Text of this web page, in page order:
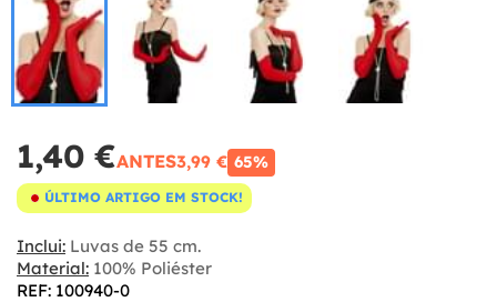
1,40 €ANTES3,99 € 65%
ÚLTIMO ARTIGO EM STOCK!
Inclui: Luvas de 55 cm.
Material: 100% Poliéster
REF: 100940-0